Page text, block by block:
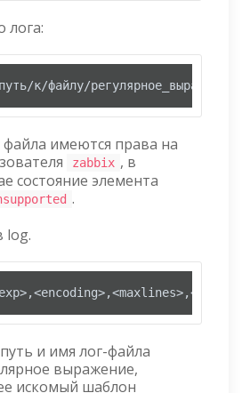
лога:
к/файлу/
файла имеются права на
zabbix , в
состояние элемента
.
log.
и имя лог-файла
выражение,
искомый шаблон